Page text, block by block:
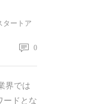
タートア
0
界では
ードとな